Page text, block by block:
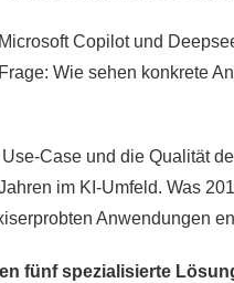
Copilot und
Wie sehen konkrete
Case und die Qualität
im KI-Umfeld. Was
Anwendungen
fünf spezialisierte